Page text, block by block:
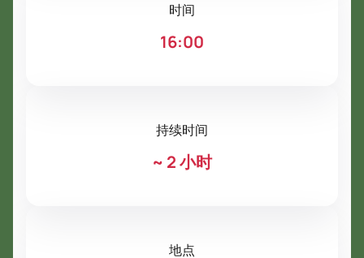
时间
16:00
持续时间
~ 2 小时
地点